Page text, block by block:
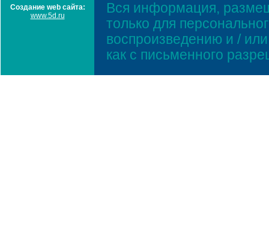
Создание web сайта:
www.5d.ru
Вся информация,
только для
воспроизведению и /
как с письменного